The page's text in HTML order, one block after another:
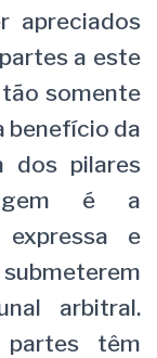
apreciados
a este
somente
benefício da
dos pilares
é a
e
arbitral.
têm